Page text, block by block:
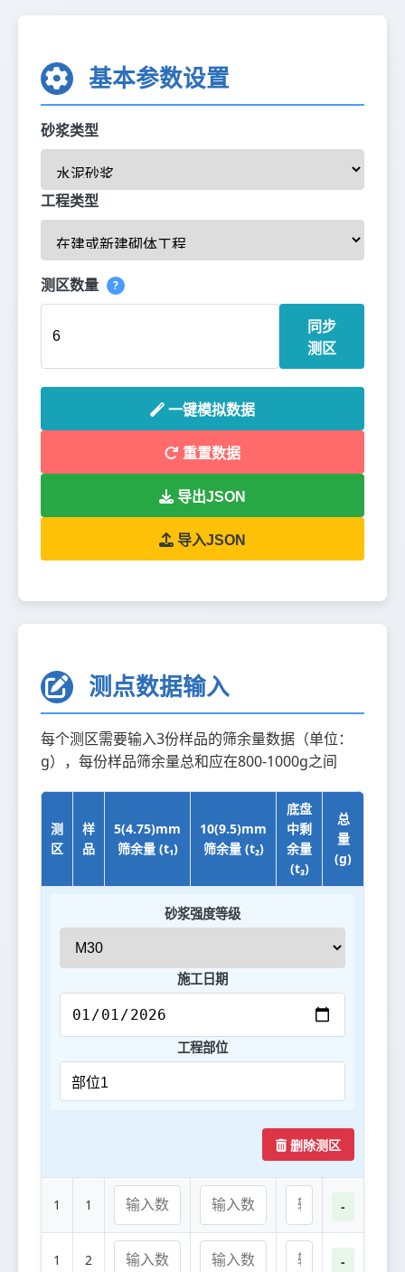
基本参数设置
砂浆类型
工程类型
测区数量 ?
同步
测区
一键模拟数据
重置数据
导出JSON
导入JSON
测点数据输入
每个测区需要输入3份样品的筛余量数据（单位：
g），每份样品筛余量总和应在800-1000g之间
测
区
样
品
5(4.75)mm
筛余量 (t₁)
10(9.5)mm
筛余量 (t₂)
底盘
中剩
余量
(t₃)
总
量
(g)
砂浆强度等级
施工日期
工程部位
删除测区
1 1 -
1 2 -